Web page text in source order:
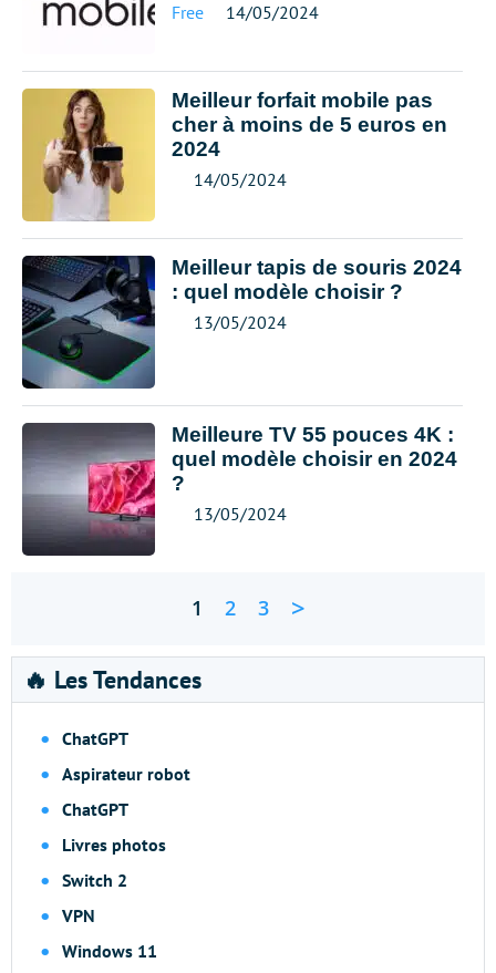
Free 14/05/2024
Meilleur forfait mobile pas
cher à moins de 5 euros en
2024
14/05/2024
Meilleur tapis de souris 2024
: quel modèle choisir ?
13/05/2024
Meilleure TV 55 pouces 4K :
quel modèle choisir en 2024
?
13/05/2024
1 2 3 >
🔥 Les Tendances
ChatGPT
Aspirateur robot
ChatGPT
Livres photos
Switch 2
VPN
Windows 11